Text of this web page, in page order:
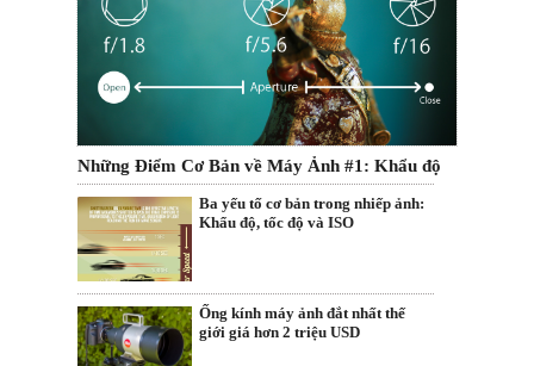
Những Điểm Cơ Bản về Máy Ảnh #1: Khẩu độ
Ba yếu tố cơ bản trong nhiếp ảnh:
Khẩu độ, tốc độ và ISO
Ống kính máy ảnh đắt nhất thế
giới giá hơn 2 triệu USD